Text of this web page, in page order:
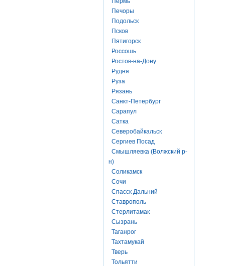
Печоры
Подольск
Псков
Пятигорск
Россошь
Ростов-на-Дону
Рудня
Руза
Рязань
Санкт-Петербург
Сарапул
Сатка
Северобайкальск
Сергиев Посад
Смышляевка (Волжский р-
н)
Соликамск
Сочи
Спасск Дальний
Ставрополь
Стерлитамак
Сызрань
Таганрог
Тахтамукай
Тверь
Тольятти